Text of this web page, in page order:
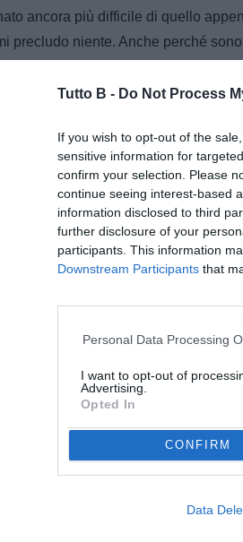
Tutto B - Do Not Process
If you wish to opt-out of the
sensitive information for
confirm your selection. Please
continue seeing interest-based
information disclosed to third
further disclosure of your
participants. This information
Downstream Participants that
Personal Data Processing
I want to opt-out of
Advertising.
Opted In
CONFIRM
Data
ancora più difficile di quello
precludo niente. Anche perché
tifosi ci daranno ancora una
Servirà l’aiuto di tutti, ancora
futuro: “Mi vedo a Cesena non
piacerebbe restare qui a vita.
più le bandiere (alla Paolo
vorrei essere l’eccezione che
ARTICOLI
più